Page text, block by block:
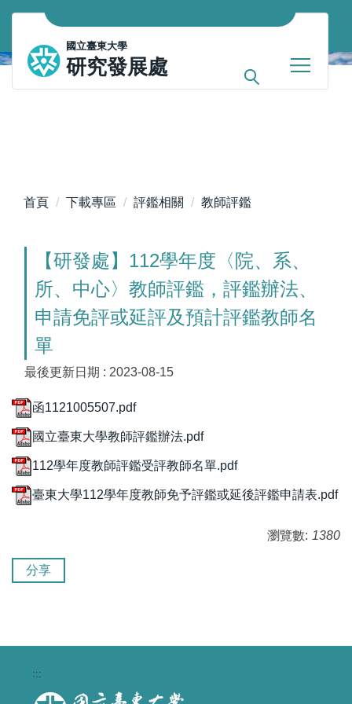
跳
主
要
內
國立臺東大學
研究發展處
首頁 下載專區 評鑑相關 教師評鑑
【研發處】112學年度〈院、系、
所、中心〉教師評鑑，評鑑辦法、
申請免評或延評及預計評鑑教師名
單
最後更新日期 : 2023-08-15
函1121005507.pdf
國立臺東大學教師評鑑辦法.pdf
112學年度教師評鑑受評教師名單.pdf
臺東大學112學年度教師免予評鑑或延後評鑑申請表.pdf
瀏覽數: 1380
分享
:::